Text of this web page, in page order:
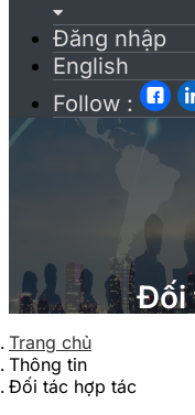
Đăng nhập
English
Follow :
Đối
Trang chủ
Thông tin
Đối tác hợp tác